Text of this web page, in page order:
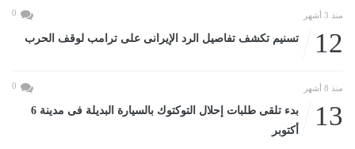
منذ 3 أشهر 0
12 تسنيم تكشف تفاصيل الرد الإيرانى على ترامب لوقف الحرب
منذ 8 أشهر 0
13
بدء تلقى طلبات إحلال التوكتوك بالسيارة البديلة فى مدينة 6
أكتوبر